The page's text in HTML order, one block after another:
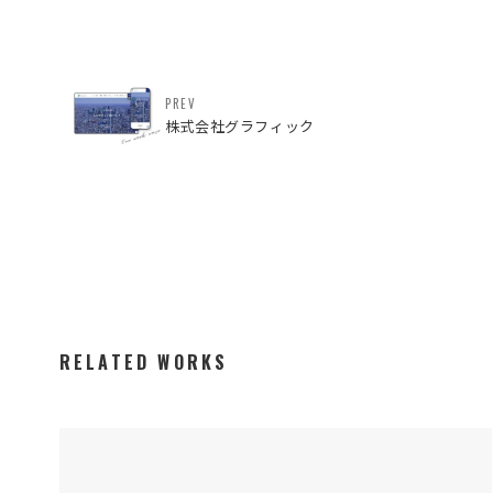
PREV
株式会社グラフィック
RELATED WORKS